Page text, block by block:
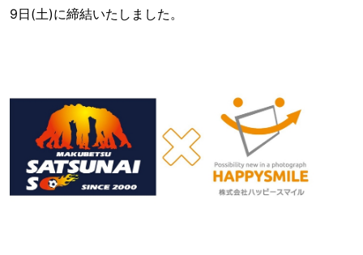
9日(土)に締結いたしました。